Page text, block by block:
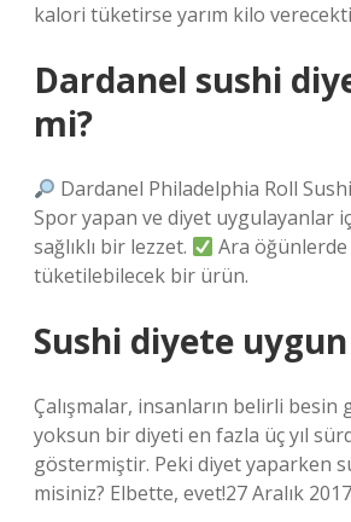
kalori tüketirse yarım kilo
Dardanel sushi
mi?
Dardanel Philadelphia Roll
Spor yapan ve diyet uygulayanlar
sağlıklı bir lezzet.
Ara öğünlerde
tüketilebilecek bir ürün.
Sushi diyete
Çalışmalar, insanların belirli besin
yoksun bir diyeti en fazla üç yıl
göstermiştir. Peki diyet yaparken
misiniz? Elbette, evet!27 Aralık 2017